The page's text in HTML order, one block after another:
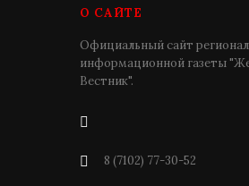
О САЙТЕ
Официальный сайт
информационной газеты
Вестник".
8 (7102) 77-30-52